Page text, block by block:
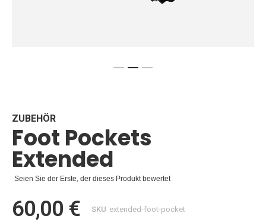
Bildgalerie
springen
ZUBEHÖR
Foot Pockets
Extended
Seien Sie der Erste, der dieses Produkt bewertet
60,00 € SKU extended-foot-pocket